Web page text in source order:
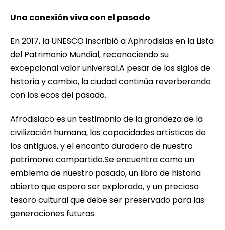
Una conexión viva con el pasado
En 2017, la UNESCO inscribió a Aphrodisias en la Lista
del Patrimonio Mundial, reconociendo su
excepcional valor universal.A pesar de los siglos de
historia y cambio, la ciudad continúa reverberando
con los ecos del pasado.
Afrodisiaco es un testimonio de la grandeza de la
civilización humana, las capacidades artísticas de
los antiguos, y el encanto duradero de nuestro
patrimonio compartido.Se encuentra como un
emblema de nuestro pasado, un libro de historia
abierto que espera ser explorado, y un precioso
tesoro cultural que debe ser preservado para las
generaciones futuras.